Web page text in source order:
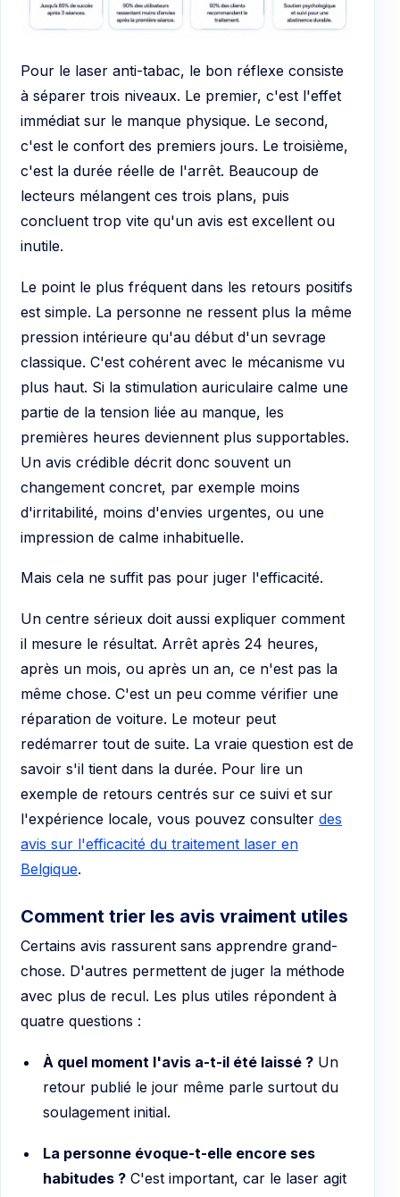
Pour le laser anti-tabac, le bon réflexe consiste
à séparer trois niveaux. Le premier, c'est l'effet
immédiat sur le manque physique. Le second,
c'est le confort des premiers jours. Le troisième,
c'est la durée réelle de l'arrêt. Beaucoup de
lecteurs mélangent ces trois plans, puis
concluent trop vite qu'un avis est excellent ou
inutile.
Le point le plus fréquent dans les retours positifs
est simple. La personne ne ressent plus la même
pression intérieure qu'au début d'un sevrage
classique. C'est cohérent avec le mécanisme vu
plus haut. Si la stimulation auriculaire calme une
partie de la tension liée au manque, les
premières heures deviennent plus supportables.
Un avis crédible décrit donc souvent un
changement concret, par exemple moins
d'irritabilité, moins d'envies urgentes, ou une
impression de calme inhabituelle.
Mais cela ne suffit pas pour juger l'efficacité.
Un centre sérieux doit aussi expliquer comment
il mesure le résultat. Arrêt après 24 heures,
après un mois, ou après un an, ce n'est pas la
même chose. C'est un peu comme vérifier une
réparation de voiture. Le moteur peut
redémarrer tout de suite. La vraie question est de
savoir s'il tient dans la durée. Pour lire un
exemple de retours centrés sur ce suivi et sur
l'expérience locale, vous pouvez consulter des
avis sur l'efficacité du traitement laser en
Belgique.
Comment trier les avis vraiment utiles
Certains avis rassurent sans apprendre grand-
chose. D'autres permettent de juger la méthode
avec plus de recul. Les plus utiles répondent à
quatre questions :
À quel moment l'avis a-t-il été laissé ?Un
retour publié le jour même parle surtout du
soulagement initial.
La personne évoque-t-elle encore ses
habitudes ?C'est important, car le laser agit